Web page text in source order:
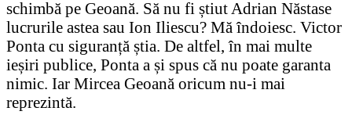
schimbă pe Geoană. Să nu fi știut Adrian Năstase
lucrurile astea sau Ion Iliescu? Mă îndoiesc. Victor
Ponta cu siguranță știa. De altfel, în mai multe
ieșiri publice, Ponta a și spus că nu poate garanta
nimic. Iar Mircea Geoană oricum nu-i mai
reprezintă.